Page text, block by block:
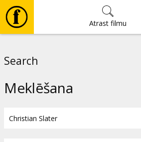
Atrast filmu
Search
Meklēšana